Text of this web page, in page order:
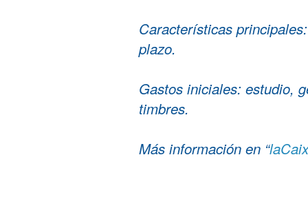
Características
plazo.
Gastos iniciales: estudio,
timbres.
Más información en “